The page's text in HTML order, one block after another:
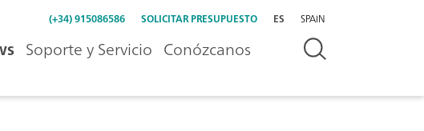
(+34) 915086586 SOLICITAR PRESUPUESTO ES SPAIN
Soporte y Servicio Conózcanos